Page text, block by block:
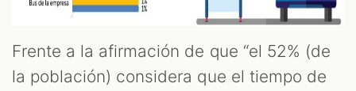
Frente a la afirmación de que “el 52% (de
la población) considera que el tiempo de